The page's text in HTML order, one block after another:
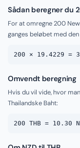
Sådan beregner du
For at omregne 200
ganges beløbet med
200 × 19.4229 =
Omvendt beregning
Hvis du vil vide, hvor
Thailandske Baht:
200 THB = 10.30